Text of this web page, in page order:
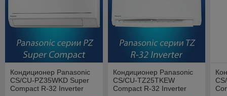
Кондиционер Panasonic
CS/CU-PZ35WKD Super
Compact R-32 Inverter
Кондиционер Panasonic
CS/CU-TZ25TKEW
Compact R-32 Inverter